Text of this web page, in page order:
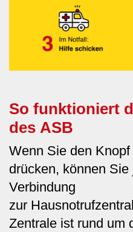
So funktioniert
des ASB
Wenn Sie den
drücken, können
Verbindung
zur
Zentrale ist rund um